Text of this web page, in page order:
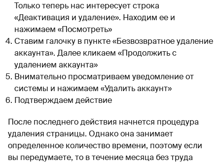
Только теперь нас интересует строка
«Деактивация и удаление». Находим ее и
нажимаем «Посмотреть»
Ставим галочку в пункте «Безвозвратное удаление
аккаунта». Далее кликаем «Продолжить с
удалением аккаунта»
Внимательно просматриваем уведомление от
системы и нажимаем «Удалить аккаунт»
Подтверждаем действие
После последнего действия начнется процедура
удаления страницы. Однако она занимает
определенное количество времени, поэтому если
вы передумаете, то в течение месяца без труда